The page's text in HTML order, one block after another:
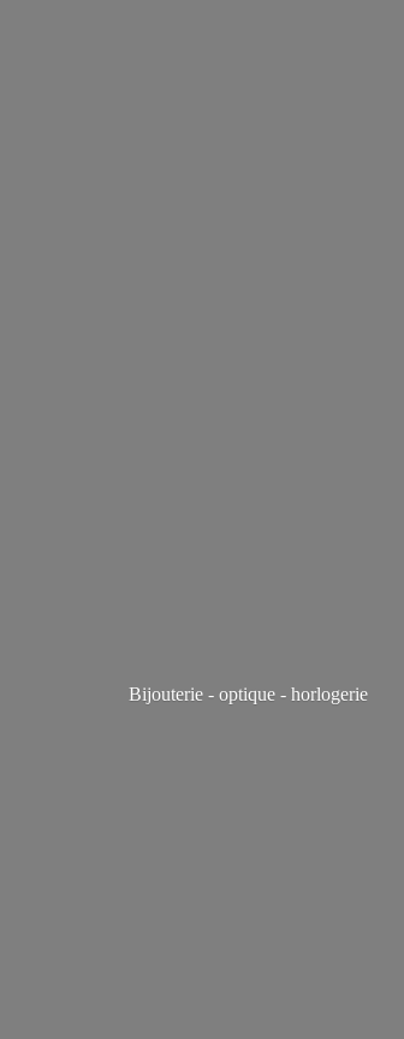
Bijouterie - optique - horlogerie